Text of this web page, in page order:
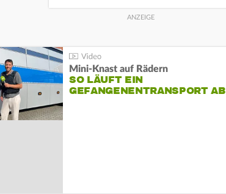
Mini-Knast auf Rädern
SO LÄUFT EIN
GEFANGENENTRANSPORT AB